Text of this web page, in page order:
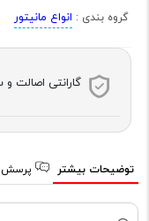
گروه بندی : انواع مانیتور
گارانتی اصالت و
توضیحات بیشتر پرسش